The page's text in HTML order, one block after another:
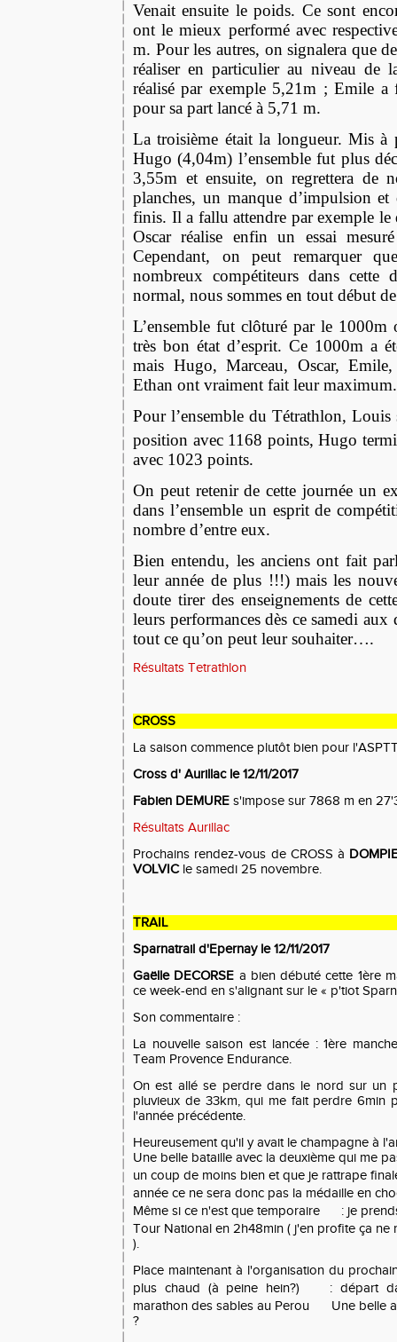
Venait ensuite le poids. Ce sont
ont le mieux performé avec
m. Pour les autres, on signalera que
réaliser en particulier au niveau de
réalisé par exemple 5,21m ; Emile
pour sa part lancé à 5,71 m.
La troisième était la longueur. Mis à
Hugo (4,04m) l’ensemble fut plus
3,55m et ensuite, on regrettera de
planches, un manque d’impulsion
finis. Il a fallu attendre par exemple le
Oscar réalise enfin un essai
Cependant, on peut remarquer
nombreux compétiteurs dans cette
normal, nous sommes en tout début
L’ensemble fut clôturé par le
très bon état d’esprit. Ce 1000m a
mais Hugo, Marceau, Oscar, Emile,
Ethan ont vraiment fait leur maximum.
Pour l’ensemble du Tétrathlon, Louis
position avec 1168 points, Hugo
avec 1023 points.
On peut retenir de cette journée un
dans l’ensemble un esprit de
nombre d’entre eux.
Bien entendu, les anciens ont fait
leur année de plus !!!) mais les
doute tirer des enseignements de
leurs performances dès ce samedi aux
tout ce qu’on peut leur souhaiter….
Résultats Tetrathlon
CROSS
La saison commence plutôt bien pour
Cross d' Aurillac le 12/11/2017
Fabien DEMURE s'impose sur 7868 m en
Résultats Aurillac
Prochains rendez-vous de CROSS à
VOLVIC le samedi 25 novembre.
TRAIL
Sparnatrail d'Epernay le 12/11/2017
Gaëlle DECORSE a bien débuté cette 1ère
ce week-end en s'alignant sur le « p'tiot
Son commentaire :
La nouvelle saison est lancée : 1ère
Team Provence Endurance.
On est allé se perdre dans le nord sur un
pluvieux de 33km, qui me fait perdre 6min
l'année précédente.
Heureusement qu'il y avait le champagne à
Une belle bataille avec la deuxième qui me
un coup de moins bien et que je rattrape
année ce ne sera donc pas la médaille en
Même si ce n'est que temporaire
: je
Tour National en 2h48min ( j'en profite ça
).
Place maintenant à l'organisation du
plus chaud (à peine hein?)
: départ
marathon des sables au Perou
Une belle
?